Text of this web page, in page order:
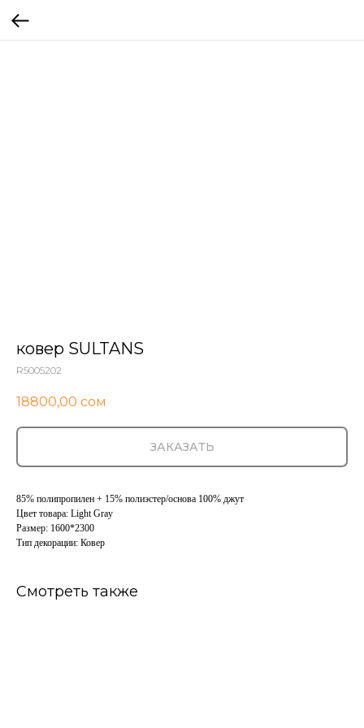
ковер SULTANS
R5005202
18800,00 сом
ЗАКАЗАТЬ
85% полипропилен + 15% полиэстер/основа 100% джут
Цвет товара: Light Gray
Размер: 1600*2300
Тип декорации: Ковер
Смотреть также